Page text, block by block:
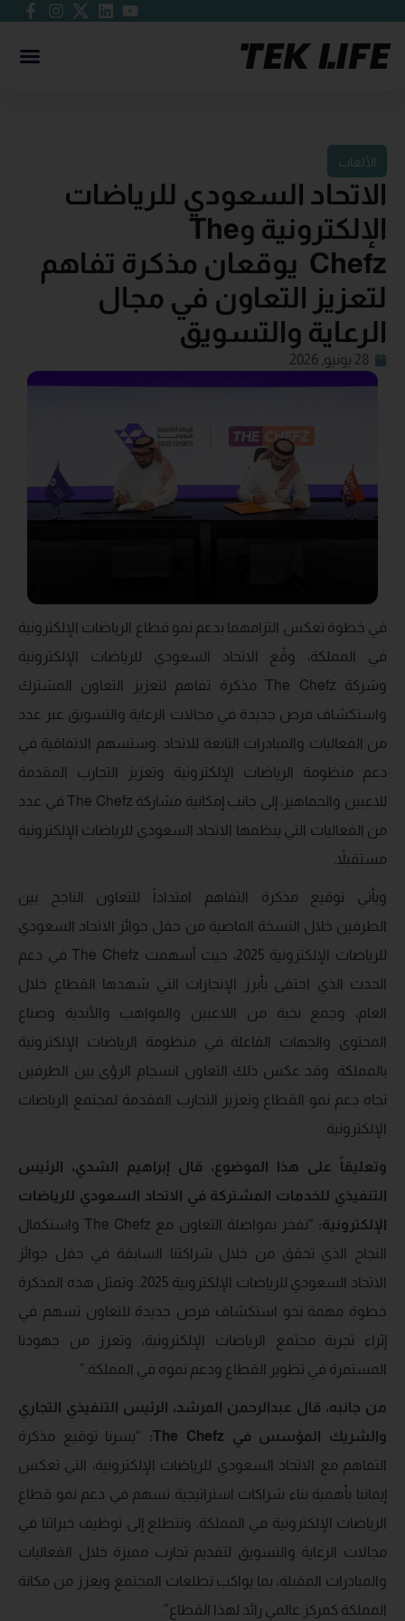
الألعاب
الاتحاد السعودي للرياضات
الإلكترونية وThe
Chefz يوقعان مذكرة تفاهم
لتعزيز التعاون في مجال
الرعاية والتسويق
28 يونيو, 2026
في خطوة تعكس التزامهما بدعم نمو قطاع الرياضات الإلكترونية
في المملكة، وقّع الاتحاد السعودي للرياضات الإلكترونية
وشركة The Chefz مذكرة تفاهم لتعزيز التعاون المشترك
واستكشاف فرص جديدة في مجالات الرعاية والتسويق عبر عدد
من الفعاليات والمبادرات التابعة للاتحاد .وستسهم الاتفاقية في
دعم منظومة الرياضات الإلكترونية وتعزيز التجارب المقدمة
للاعبين والجماهير، إلى جانب إمكانية مشاركة The Chefz في عدد
من الفعاليات التي ينظمها الاتحاد السعودي للرياضات الإلكترونية
مستقبلاً.
ويأتي توقيع مذكرة التفاهم امتداداً للتعاون الناجح بين
الطرفين خلال النسخة الماضية من حفل جوائز الاتحاد السعودي
للرياضات الإلكترونية 2025، حيث أسهمت The Chefz في دعم
الحدث الذي احتفى بأبرز الإنجازات التي شهدها القطاع خلال
العام، وجمع نخبة من اللاعبين والمواهب والأندية وصناع
المحتوى والجهات الفاعلة في منظومة الرياضات الإلكترونية
بالمملكة. وقد عكس ذلك التعاون انسجام الرؤى بين الطرفين
تجاه دعم نمو القطاع وتعزيز التجارب المقدمة لمجتمع الرياضات
الإلكترونية.
وتعليقاً على هذا الموضوع، قال إبراهيم الشدي، الرئيس
التنفيذي للخدمات المشتركة في الاتحاد السعودي للرياضات
الإلكترونية:
“نفخر بمواصلة التعاون مع The Chefz واستكمال
النجاح الذي تحقق من خلال شراكتنا السابقة في حفل جوائز
الاتحاد السعودي للرياضات الإلكترونية 2025. وتمثل هذه المذكرة
خطوة مهمة نحو استكشاف فرص جديدة للتعاون تسهم في
إثراء تجربة مجتمع الرياضات الإلكترونية، وتعزز من جهودنا
المستمرة في تطوير القطاع ودعم نموه في المملكة.”
من جانبه، قال عبدالرحمن المرشد، الرئيس التنفيذي التجاري
والشريك المؤسس في The Chefz
: “يسرنا توقيع مذكرة
التفاهم مع الاتحاد السعودي للرياضات الإلكترونية، التي تعكس
إيماننا بأهمية بناء شراكات استراتيجية تسهم في دعم نمو قطاع
الرياضات الإلكترونية في المملكة. ونتطلع إلى توظيف خبراتنا في
مجالات الرعاية والتسويق لتقديم تجارب مميزة خلال الفعاليات
والمبادرات المقبلة، بما يواكب تطلعات المجتمع ويعزز من مكانة
المملكة كمركز عالمي رائد لهذا القطاع”.